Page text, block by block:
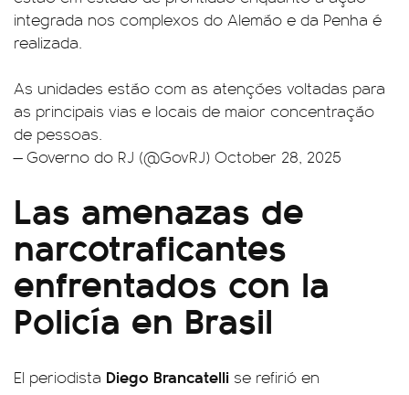
integrada nos complexos do Alemão e da Penha é
realizada.
As unidades estão com as atenções voltadas para
as principais vias e locais de maior concentração
de pessoas.
— Governo do RJ (@GovRJ) October 28, 2025
Las amenazas de
narcotraficantes
enfrentados con la
Policía en Brasil
El periodista Diego Brancatelli se refirió en